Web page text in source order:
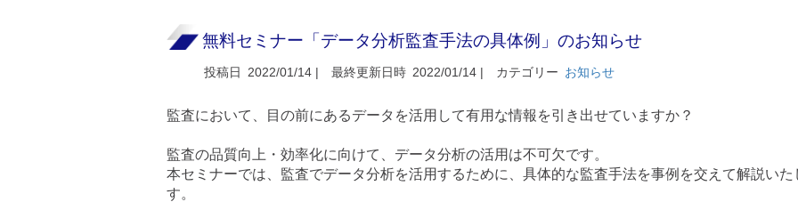
無料セミナー「データ分析監査手法の具体例」のお知らせ
投稿日 2022/01/14 | 最終更新日時 2022/01/14 | カテゴリー お知らせ
監査において、目の前にあるデータを活用して有用な情報を引き出せていますか？
監査の品質向上・効率化に向けて、データ分析の活用は不可欠です。
本セミナーでは、監査でデータ分析を活用するために、具体的な監査手法を事例を交えて解説いた
す。